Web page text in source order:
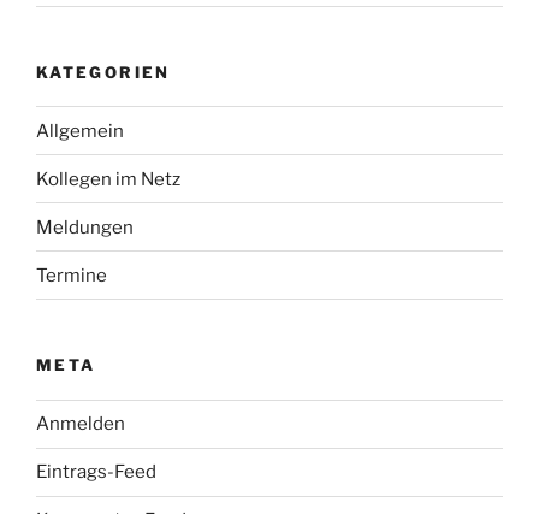
KATEGORIEN
Allgemein
Kollegen im Netz
Meldungen
Termine
META
Anmelden
Eintrags-Feed